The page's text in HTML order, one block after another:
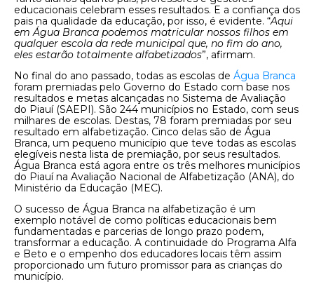
educacionais celebram esses resultados. E a confiança dos
pais na qualidade da educação, por isso, é evidente. “Aqui
em Água Branca podemos matricular nossos filhos em
qualquer escola da rede municipal que, no fim do ano,
eles estarão totalmente alfabetizados”, afirmam.
No final do ano passado, todas as escolas de Água Branca
foram premiadas pelo Governo do Estado com base nos
resultados e metas alcançadas no Sistema de Avaliação
do Piauí (SAEPI). São 244 municípios no Estado, com seus
milhares de escolas. Destas, 78 foram premiadas por seu
resultado em alfabetização. Cinco delas são de Água
Branca, um pequeno município que teve todas as escolas
elegíveis nesta lista de premiação, por seus resultados.
Água Branca está agora entre os três melhores municípios
do Piauí na Avaliação Nacional de Alfabetização (ANA), do
Ministério da Educação (MEC).
O sucesso de Água Branca na alfabetização é um
exemplo notável de como políticas educacionais bem
fundamentadas e parcerias de longo prazo podem,
transformar a educação. A continuidade do Programa Alfa
e Beto e o empenho dos educadores locais têm assim
proporcionado um futuro promissor para as crianças do
município.